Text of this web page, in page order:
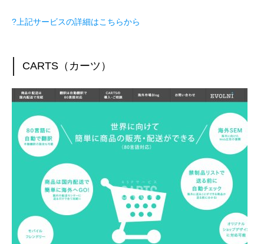
?上記サービスの詳細はこちらから
CARTS（カーツ）